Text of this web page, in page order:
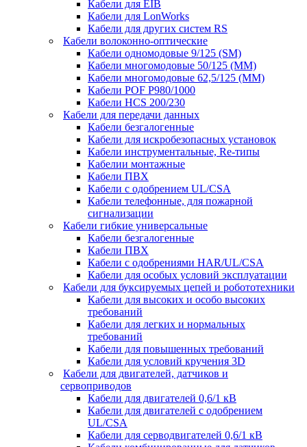
Кабели для EIB
Кабели для LonWorks
Кабели для других систем RS
Кабели волоконно-оптические
Кабели одномодовые 9/125 (SM)
Кабели многомодовые 50/125 (ММ)
Кабели многомодовые 62,5/125 (ММ)
Кабели POF P980/1000
Кабели HCS 200/230
Кабели для передачи данных
Кабели безгалогенные
Кабели для искробезопасных установок
Кабели инструментальные, Re-типы
Кабелии монтажные
Кабели ПВХ
Кабели с одобрением UL/CSA
Кабели телефонные, для пожарной
сигнализации
Кабели гибкие универсальные
Кабели безгалогенные
Кабели ПВХ
Кабели с одобрениями HAR/UL/CSA
Кабели для особых условий эксплуатации
Кабели для буксируемых цепей и робототехники
Кабели для высоких и особо высоких
требований
Кабели для легких и нормальных
требований
Кабели для повышенных требований
Кабели для условий кручения 3D
Кабели для двигателей, датчиков и
сервоприводов
Кабели для двигателей 0,6/1 кВ
Кабели для двигателей с одобрением
UL/CSA
Кабели для серводвигателей 0,6/1 кВ